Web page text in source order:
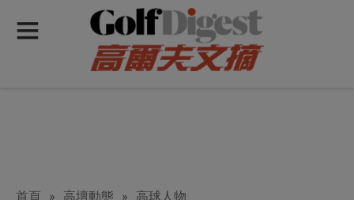
首頁 » 高壇動態 » 高球人物